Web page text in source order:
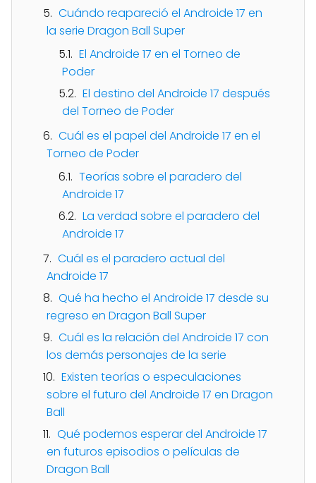
Cuándo reapareció el Androide 17 en
la serie Dragon Ball Super
El Androide 17 en el Torneo de
Poder
El destino del Androide 17 después
del Torneo de Poder
Cuál es el papel del Androide 17 en el
Torneo de Poder
Teorías sobre el paradero del
Androide 17
La verdad sobre el paradero del
Androide 17
Cuál es el paradero actual del
Androide 17
Qué ha hecho el Androide 17 desde su
regreso en Dragon Ball Super
Cuál es la relación del Androide 17 con
los demás personajes de la serie
Existen teorías o especulaciones
sobre el futuro del Androide 17 en Dragon
Ball
Qué podemos esperar del Androide 17
en futuros episodios o películas de
Dragon Ball